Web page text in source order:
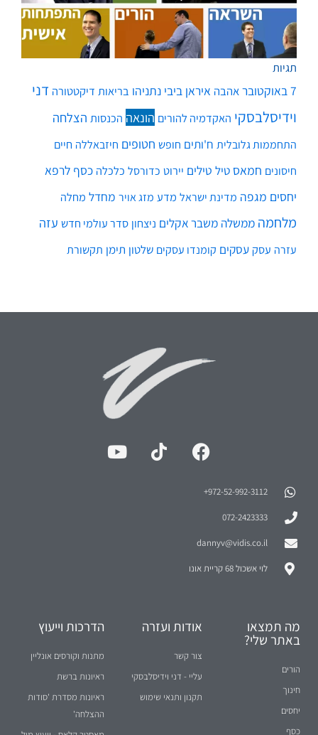
תגיות
7 באוקטובר אהבה איראן ביבי נתניהו בריאות דיקטטורה דני
וידיסלבסקי האקדמיה להורים הונאה הכנסות הצלחה
התחממות גלובלית ח'ותים חופש חטופים חיזבאללה חיים
חיסונים חמאס טיל טילים יירוט כדורסל כלכלה כסף לרפא
יחסים מגפה מדינת ישראל מדע מזג אויר מחדל מחלה
מלחמה ממשלה משבר אקלים ניצחון סדר עולמי חדש עזה
עזרה עסק עסקים קומנדו עסקים שלטון תימן תקשורת
972-52-992-3112⁩+
072-2423333
dannyv@vidis.co.il
לוי אשכול 68 קריית אונו
מה תמצאו
באתר שלי?
הורים
חינוך
יחסים
כסף
אודות ועזרה
צור קשר
עליי - דני וידיסלבסקי
תקנון ותנאי שימוש
הדרכות וייעוץ
מתנות וקורסים אונליין
ראיונות ברשת
ראיונות מסדרת 'סודות
ההצלחה'